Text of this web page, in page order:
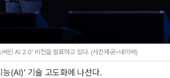
린 AI 2.0’ 비전을 발표하고 있다. (사진제공=네이버)
(AI)’ 기술 고도화에 나선다.